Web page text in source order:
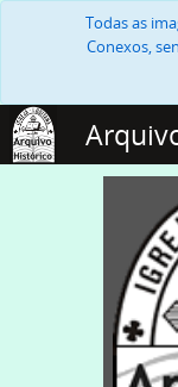
Todas as
Conexos,